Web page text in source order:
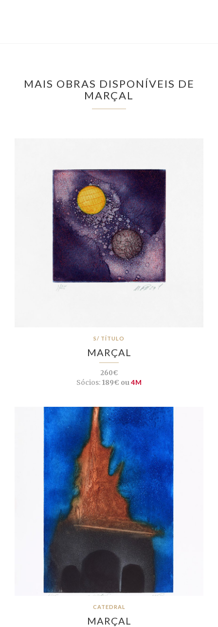
MAIS OBRAS DISPONÍVEIS DE
MARÇAL
S/ TÍTULO
MARÇAL
260€
Sócios:189€ ou 4M
CATEDRAL
MARÇAL